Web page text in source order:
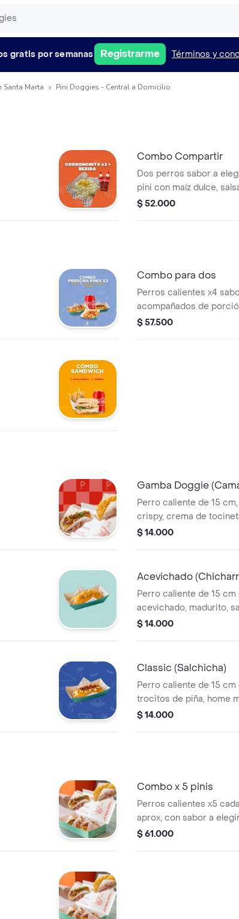
gratis por semanas Registrarme Términos y
Santa Marta Pini Doggies - Central a Domicilio
Combo Compartir
Dos perros sabor a
pini con maíz dulce,
ranchera, queso
$ 52.000
Combo para dos
Perros calientes x4
acompañados de
francesa para compartir
$ 57.500
Gamba Doggie
Perro caliente de 15
crispy, crema de
cebollín chino y piña de
$ 14.000
Acevichado
Perro caliente de 15
acevichado, madurito,
$ 14.000
Classic (Salchicha)
Perro caliente de 15 cm
trocitos de piña, home
queso costeño, salsa
$ 14.000
Combo x 5 pinis
Perros calientes x5
aprox, con sabor a
$ 61.000